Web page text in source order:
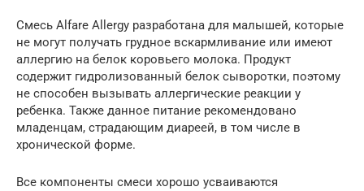
Смесь Alfare Allergy разработана для малышей, которые
не могут получать грудное вскармливание или имеют
аллергию на белок коровьего молока. Продукт
содержит гидролизованный белок сыворотки, поэтому
не способен вызывать аллергические реакции у
ребенка. Также данное питание рекомендовано
младенцам, страдающим диареей, в том числе в
хронической форме.
Все компоненты смеси хорошо усваиваются